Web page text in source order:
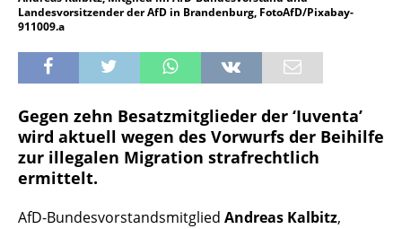
Landesvorsitzender der AfD in Brandenburg, FotoAfD/Pixabay-
911009.a
Gegen zehn Besatzmitglieder der ‘Iuventa’
wird aktuell wegen des Vorwurfs der Beihilfe
zur illegalen Migration strafrechtlich
ermittelt.
AfD-Bundesvorstandsmitglied Andreas Kalbitz,